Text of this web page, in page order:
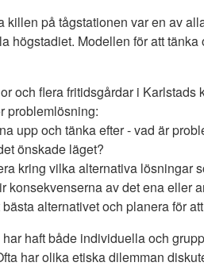
killen på tågstationen var en av
högstadiet. Modellen för att
och flera fritidsgårdar i
problemlösning:
upp och tänka efter - vad är
önskade läget?
kring vilka alternativa lösningar
konsekvenserna av det ena eller
alternativet och planera för
haft både individuella och
har olika etiska dilemman